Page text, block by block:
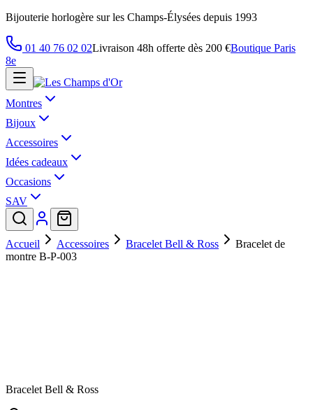
Bijouterie horlogère sur les Champs-Élysées depuis 1993
01 40 76 02 02Livraison 48h offerte dès 200 €Boutique Paris
8e
Montres
Bijoux
Accessoires
Idées cadeaux
Occasions
SAV
Accueil Accessoires Bracelet Bell & Ross
Bracelet de
montre B-P-003
Bracelet Bell & Ross